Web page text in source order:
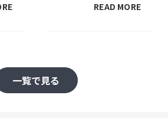
READ MORE
一覧で見る